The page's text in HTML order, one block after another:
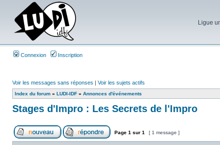
Ligue
Connexion Inscription
Voir les messages sans réponses | Voir les sujets actifs
Index du forum » LUDI-IDF » Annonces d'événements
Stages d'Impro : Les Secrets de l'Impro
Page 1 sur 1 [ 1 message ]